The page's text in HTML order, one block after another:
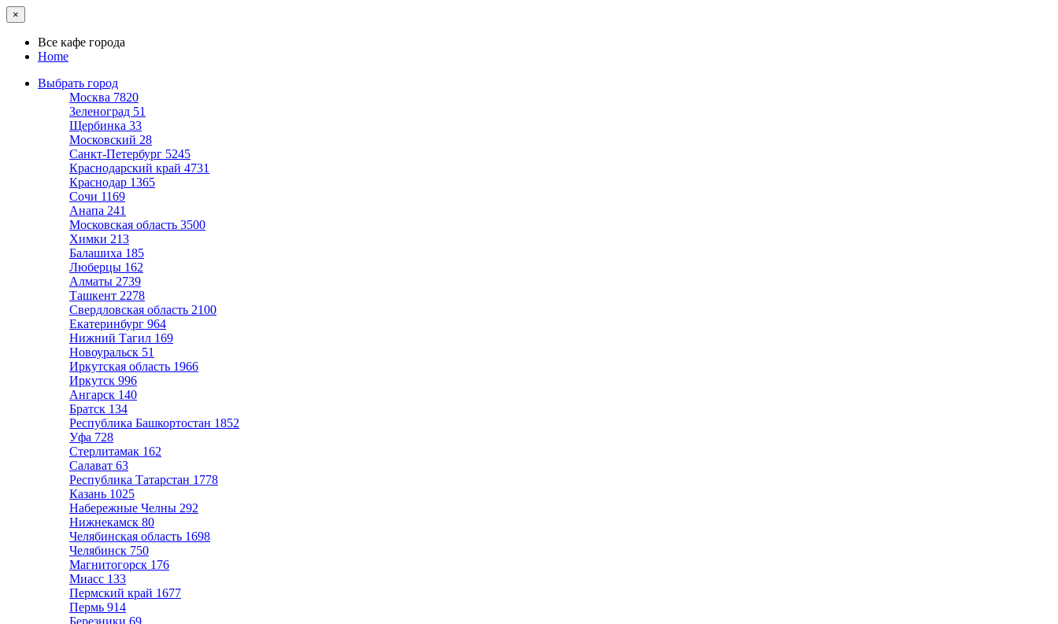
×
Все кафе города
Home
Выбрать город
Москва 7820
Зеленоград 51
Щербинка 33
Московский 28
Санкт-Петербург 5245
Краснодарский край 4731
Краснодар 1365
Сочи 1169
Анапа 241
Московская область 3500
Химки 213
Балашиха 185
Люберцы 162
Алматы 2739
Ташкент 2278
Свердловская область 2100
Екатеринбург 964
Нижний Тагил 169
Новоуральск 51
Иркутская область 1966
Иркутск 996
Ангарск 140
Братск 134
Республика Башкортостан 1852
Уфа 728
Стерлитамак 162
Салават 63
Республика Татарстан 1778
Казань 1025
Набережные Челны 292
Нижнекамск 80
Челябинская область 1698
Челябинск 750
Магнитогорск 176
Миасс 133
Пермский край 1677
Пермь 914
Березники 69